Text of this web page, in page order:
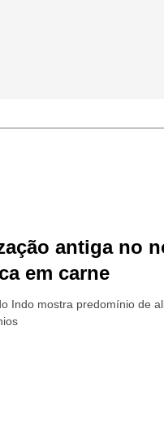
antiga no
em carne
Indo mostra predomínio de